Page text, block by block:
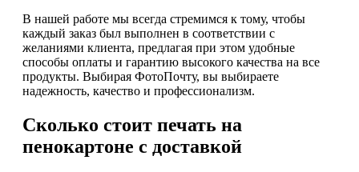
В нашей работе мы всегда стремимся к тому, чтобы
каждый заказ был выполнен в соответствии с
желаниями клиента, предлагая при этом удобные
способы оплаты и гарантию высокого качества на все
продукты. Выбирая ФотоПочту, вы выбираете
надежность, качество и профессионализм.
Сколько стоит печать на
пенокартоне с доставкой